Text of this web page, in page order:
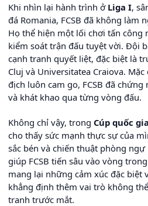
Khi nhìn lại hành trình ở Liga I,
đá Romania, FCSB đã không làm
Họ thể hiện một lối chơi tấn công
kiểm soát trận đấu tuyệt vời. Đội
cạnh tranh quyết liệt, đặc biệt là
Cluj và Universitatea Craiova.
địch luôn cam go, FCSB đã
và khát khao qua từng vòng đấu.
Không chỉ vậy, trong Cúp quốc
cho thấy sức mạnh thực sự của
sắc bén và chiến thuật phòng
giúp FCSB tiến sâu vào vòng
mang lại những cảm xúc đặc biệt
khẳng định thêm vai trò không
tranh trước mắt.